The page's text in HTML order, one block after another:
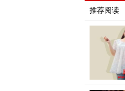
推荐阅读